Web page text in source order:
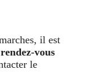
il est
vous
le